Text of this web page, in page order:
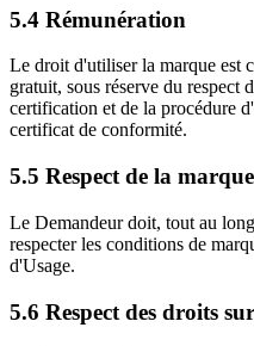
5.4 Rémunération
Le droit d'utiliser la marque est
gratuit, sous réserve du respect
certification et de la procédure
certificat de conformité.
5.5 Respect de la
Le Demandeur doit, tout au
respecter les conditions de
d'Usage.
5.6 Respect des droits